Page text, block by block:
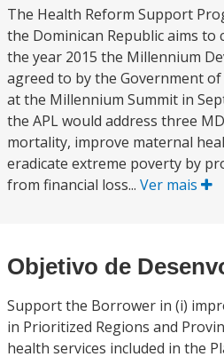
The Health Reform Support
the Dominican Republic aims
the year 2015 the Millennium
agreed to by the Government
at the Millennium Summit in
the APL would address three
mortality, improve maternal
eradicate extreme poverty by
from financial loss... Ver mais
Objetivo de
Support the Borrower in (i)
in Prioritized Regions and
health services included in the